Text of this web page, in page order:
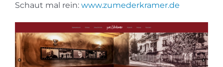
Schaut mal rein: www.zumederkramer.de